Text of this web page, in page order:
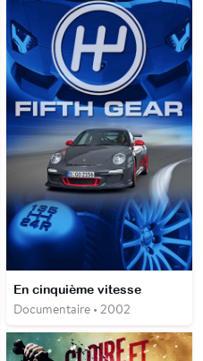
En cinquième vitesse
Documentaire • 2002